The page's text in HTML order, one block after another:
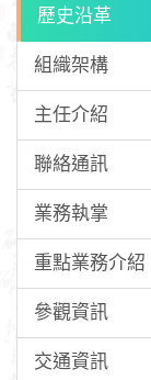
歷史沿革
組織架構
主任介紹
聯絡通訊
業務執掌
重點業務介紹
參觀資訊
交通資訊